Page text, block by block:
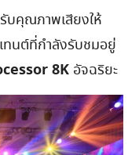
บคุณภาพเสียงให้
ทนต์ที่กำลังรับชมอยู่
8K อัจฉริยะ